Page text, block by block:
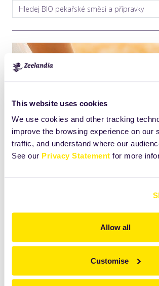
This website uses cookies
We use cookies and other tracking
improve the browsing experience on our
traffic, and understand where our
See our Privacy Statement for more
Allow all
Customise
BIO pekařské směsi a přípravky
pekařský sortiment: kvasový i záparový
jemné i vícezrnné pečivo. S přirozenou
požadovaným objemem.100% BIO, bez
ČR.